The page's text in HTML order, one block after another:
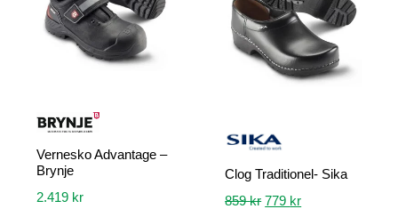
velges
Alternativene
velges
Vernesko Advantage –
Brynje
2.419 kr
Clog Traditionel- Sika
859kr Opprinnelig
779 krNåværende